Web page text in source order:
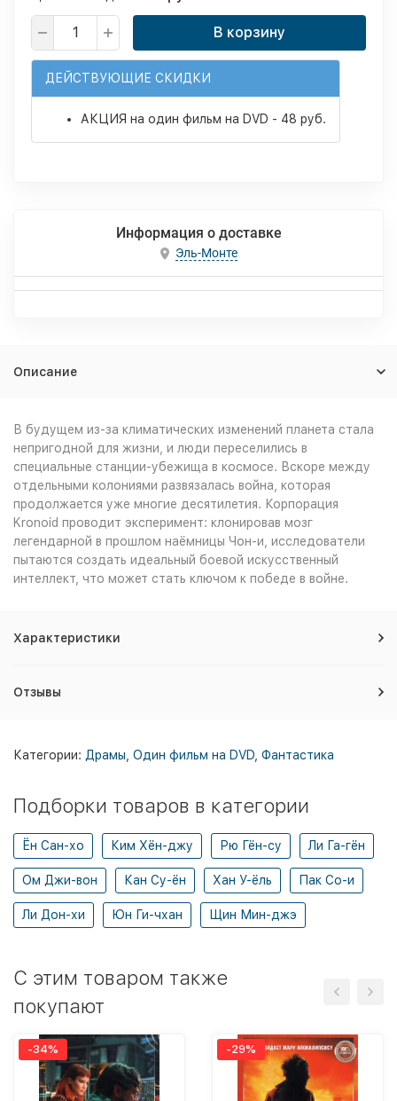
В корзину
ДЕЙСТВУЮЩИЕ СКИДКИ
АКЦИЯ на один фильм на DVD - 48 руб.
Информация о доставке
Эль-Монте
Описание
В будущем из-за климатических изменений планета стала
непригодной для жизни, и люди переселились в
специальные станции-убежища в космосе. Вскоре между
отдельными колониями развязалась война, которая
продолжается уже многие десятилетия. Корпорация
Kronoid проводит эксперимент: клонировав мозг
легендарной в прошлом наёмницы Чон-и, исследователи
пытаются создать идеальный боевой искусственный
интеллект, что может стать ключом к победе в войне.
Характеристики
Отзывы
Категории: Драмы Один фильм на DVD Фантастика
Подборки товаров в категории
Ён Сан-хо Ким Хён-джу Рю Гён-су Ли Га-гён
Ом Джи-вон Кан Су-ён Хан У-ёль Пак Со-и
Ли Дон-хи Юн Ги-чхан Щин Мин-джэ
C этим товаром также
покупают
-34% -29%